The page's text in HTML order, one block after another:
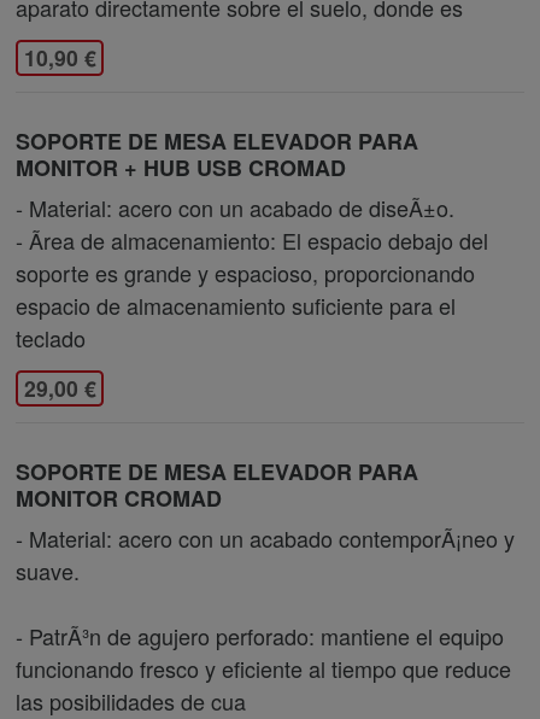
aparato directamente sobre el suelo, donde es
10,90 €
SOPORTE DE MESA ELEVADOR PARA
MONITOR + HUB USB CROMAD
- Material: acero con un acabado de diseÃ±o.
- Ãrea de almacenamiento: El espacio debajo del
soporte es grande y espacioso, proporcionando
espacio de almacenamiento suficiente para el
teclado
29,00 €
SOPORTE DE MESA ELEVADOR PARA
MONITOR CROMAD
- Material: acero con un acabado contemporÃ¡neo y
suave.
- PatrÃ³n de agujero perforado: mantiene el equipo
funcionando fresco y eficiente al tiempo que reduce
las posibilidades de cua